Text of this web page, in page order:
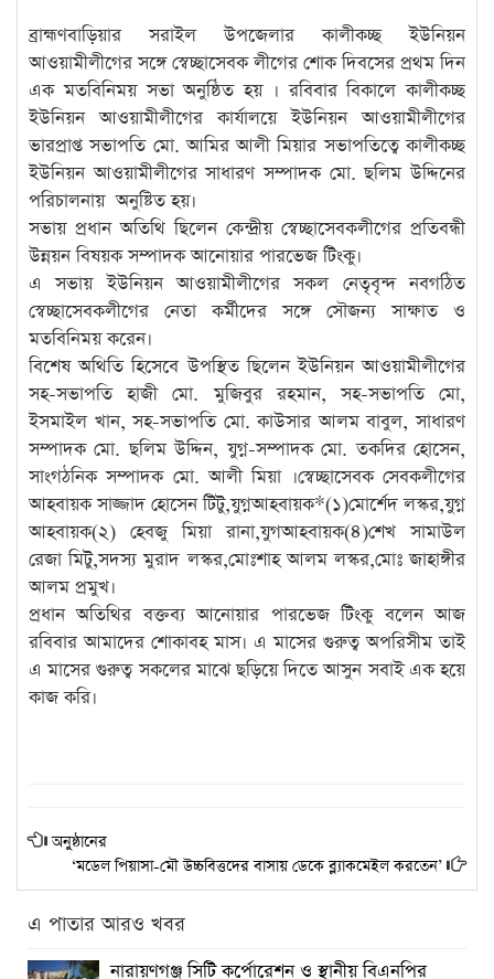
ব্রাহ্মণবাড়িয়ার সরাইল উপজেলার কালীকচ্ছ ইউনিয়ন
আওয়ামীলীগের সঙ্গে স্বেচ্ছাসেবক লীগের শোক দিবসের প্রথম দিন
এক মতবিনিময় সভা অনুষ্ঠিত হয় । রবিবার বিকালে কালীকচ্ছ
ইউনিয়ন আওয়ামীলীগের কার্যালয়ে ইউনিয়ন আওয়ামীলীগের
ভারপ্রাপ্ত সভাপতি মো. আমির আলী মিয়ার সভাপতিত্বে কালীকচ্ছ
ইউনিয়ন আওয়ামীলীগের সাধারণ সম্পাদক মো. ছলিম উদ্দিনের
পরিচালনায় অনুষ্টিত হয়।
সভায় প্রধান অতিথি ছিলেন কেন্দ্রীয় স্বেচ্ছাসেবকলীগের প্রতিবন্ধী
উন্নয়ন বিষয়ক সম্পাদক আনোয়ার পারভেজ টিংকু।
এ সভায় ইউনিয়ন আওয়ামীলীগের সকল নেতৃবৃন্দ নবগঠিত
স্বেচ্ছাসেবকলীগের নেতা কর্মীদের সঙ্গে সৌজন্য সাক্ষাত ও
মতবিনিময় করেন।
বিশেষ অথিতি হিসেবে উপস্থিত ছিলেন ইউনিয়ন আওয়ামীলীগের
সহ-সভাপতি হাজী মো. মুজিবুর রহমান, সহ-সভাপতি মো,
ইসমাইল খান, সহ-সভাপতি মো. কাউসার আলম বাবুল, সাধারণ
সম্পাদক মো. ছলিম উদ্দিন, যুগ্ন-সম্পাদক মো. তকদির হোসেন,
সাংগঠনিক সম্পাদক মো. আলী মিয়া ।স্বেচ্ছাসেবক সেবকলীগের
আহবায়ক সাজ্জাদ হোসেন টিটু,যুগ্নআহবায়ক*(১)মোর্শেদ লস্কর,যুগ্ন
আহবায়ক(২) হেবজু মিয়া রানা,যুগআহবায়ক(৪)শেখ সামাউল
রেজা মিটু,সদস্য মুরাদ লস্কর,মোঃশাহ আলম লস্কর,মোঃ জাহাঙ্গীর
আলম প্রমুখ।
প্রধান অতিথির বক্তব্য আনোয়ার পারভেজ টিংকু বলেন আজ
রবিবার আমাদের শোকাবহ মাস। এ মাসের গুরুত্ব অপরিসীম তাই
এ মাসের গুরুত্ব সকলের মাঝে ছড়িয়ে দিতে আসুন সবাই এক হয়ে
কাজ করি।
অনুষ্ঠানের
‘মডেল পিয়াসা-মৌ উচ্চবিত্তদের বাসায় ডেকে ব্ল্যাকমেইল করতেন’
এ পাতার আরও খবর
নারায়ণগঞ্জ সিটি কর্পোরেশন ও স্থানীয় বিএনপির